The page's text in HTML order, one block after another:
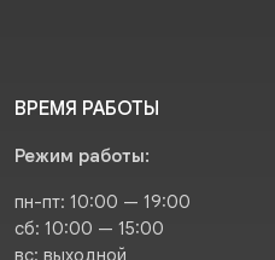
ВРЕМЯ РАБОТЫ
Режим работы:
пн-пт: 10:00 — 19:00
сб: 10:00 — 15:00
вс: выходной